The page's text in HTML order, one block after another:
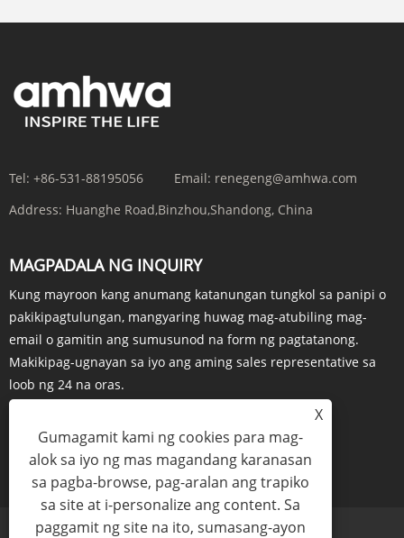
Tel: +86-531-88195056 Email: renegeng@amhwa.com
Address: Huanghe Road,Binzhou,Shandong, China
MAGPADALA NG INQUIRY
Kung mayroon kang anumang katanungan tungkol sa panipi o
pakikipagtulungan, mangyaring huwag mag-atubiling mag-
email o gamitin ang sumusunod na form ng pagtatanong.
Makikipag-ugnayan sa iyo ang aming sales representative sa
loob ng 24 na oras.
INQUIRY NGAYON
X
Gumagamit kami ng cookies para mag-
alok sa iyo ng mas magandang karanasan
sa pagba-browse, pag-aralan ang trapiko
sa site at i-personalize ang content. Sa
paggamit ng site na ito, sumasang-ayon